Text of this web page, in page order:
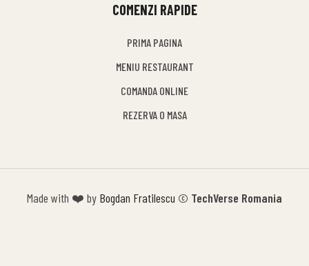
COMENZI RAPIDE
PRIMA PAGINA
MENIU RESTAURANT
COMANDA ONLINE
REZERVA O MASA
Made with ❤️ by Bogdan Fratilescu © TechVerse Romania